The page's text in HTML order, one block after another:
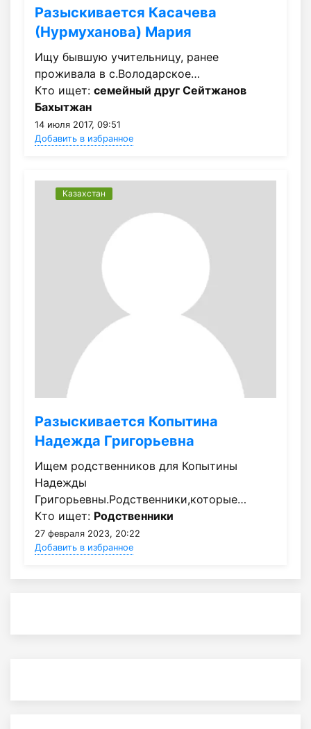
Разыскивается Касачева
(Нурмуханова) Мария
Ищу бывшую учительницу, ранее
проживала в с.Володарское…
Кто ищет: семейный друг Сейтжанов
Бахытжан
14 июля 2017, 09:51
Добавить в избранное
Казахстан
Разыскивается Копытина
Надежда Григорьевна
Ищем родственников для Копытины
Надежды
Григорьевны.Родственники,которые…
Кто ищет: Родственники
27 февраля 2023, 20:22
Добавить в избранное